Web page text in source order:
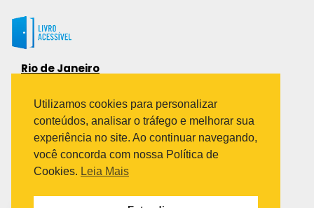
Rio de Janeiro
Bairro Industrial do Jacaré
Rio de Janeiro – RJ – CEP: 20970-031
Telefone:
(21) 3278-8069
(21) 3995-7512
Utilizamos cookies para personalizar
conteúdos, analisar o tráfego e melhorar sua
experiência no site. Ao continuar navegando,
você concorda com nossa Política de
Cookies. Leia Mais